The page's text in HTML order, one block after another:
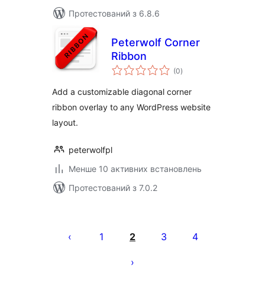
Протестований з 6.8.6
Peterwolf Corner
Ribbon
(0загальний
рейтинг
)
Add a customizable diagonal corner
ribbon overlay to any WordPress website
layout.
peterwolfpl
Менше 10 активних встановлень
Протестований з 7.0.2
записів
1 2 3 4